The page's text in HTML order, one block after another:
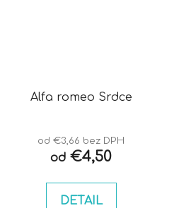
Alfa romeo Srdce
od €3,66 bez DPH
od €4,50
DETAIL